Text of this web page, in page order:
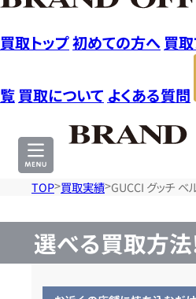
買取トップ初めての方へ 買
覧 買取について よくある質問
TOP 買取実績 GUCCI グッチ ベ
選べる買取方